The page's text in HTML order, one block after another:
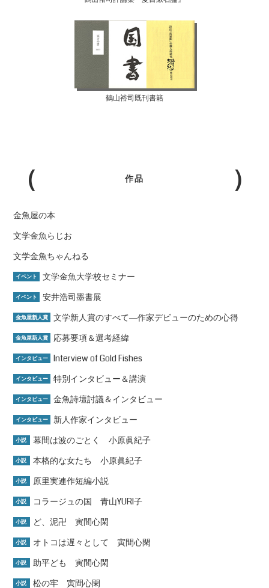
鶴山裕司既刊書籍
作品
金魚屋の本
文学金魚らじお
文学金魚ちゃんねる
イベント 文学金魚大学校セミナー
イベント 安井浩司墨書展
金魚屋新人賞 文学新人賞のすべて―作家デビューのための心得
金魚屋新人賞 応募要項＆選考経緯
インタビュー Interview of Gold Fishes
インタビュー 特別インタビュー＆講演
インタビュー 金魚詩壇討議＆インタビュー
インタビュー 新人作家インタビュー
小説 幕間は波のごとく 小原眞紀子
小説 本格的な女たち 小原眞紀子
小説 原里実連作短編小説
小説 コラージュの国 青山YURI子
小説 ど、泥卍 寅間心閑
小説 オトコは遅々として 寅間心閑
小説 助平ども 寅間心閑
小説 松の牢 寅間心閑